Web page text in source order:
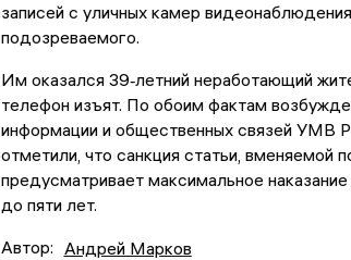
записей с уличных камер
подозреваемого.
Им оказался 39‑летний неработающий
телефон изъят. По обоим фактам
информации и общественных связей УМВ
отметили, что санкция статьи, вменяемой
предусматривает максимальное
до пяти лет.
Автор: Андрей Марков